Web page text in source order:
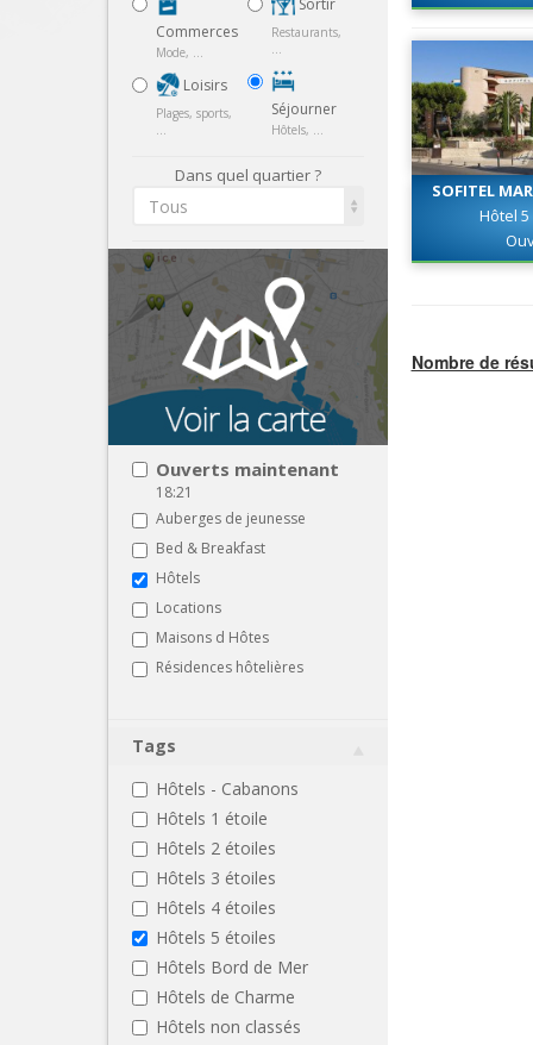
Commerces
Mode, ...
Loisirs
Plages, sports,
...
Sortir
Restaurants,
...
Séjourner
Hôtels, ...
Dans quel quartier ?
Tous
Ouverts maintenant
18:21
Auberges de jeunesse
Bed & Breakfast
Hôtels
Locations
Maisons d Hôtes
Résidences hôtelières
Tags
Hôtels - Cabanons
Hôtels 1 étoile
Hôtels 2 étoiles
Hôtels 3 étoiles
Hôtels 4 étoiles
Hôtels 5 étoiles
Hôtels Bord de Mer
Hôtels de Charme
Hôtels non classés
SOFITEL
Hôtel
Nombre de